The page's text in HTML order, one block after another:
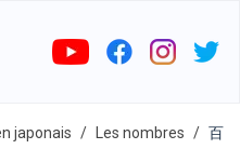
japonais Les nombres
百